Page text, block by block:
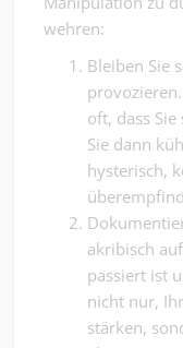
wehren:
Bleiben Sie
oft, dass
Sie dann
hysterisch,
akribisch
passiert ist
nicht nur,
stärken,